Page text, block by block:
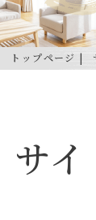
トップページ
サ